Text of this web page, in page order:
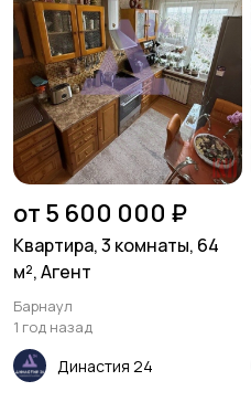
от 5 600 000 ₽
Квартира, 3 комнаты, 64
м², Агент
Барнаул
1 год назад
Династия 24